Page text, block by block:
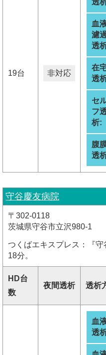
19台 非対応
透
血
濾
透
在
透
セ
フ
析:
腹
透
守谷慶友病院
〒302-0118
茨城県守谷市立沢980-1
つくばエキスプレス：『
18分。
HD台
数
夜間透析 透析
血
透